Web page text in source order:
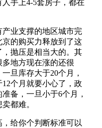
手上4-5套房子，都在
业支撑的地区城市完
的购买力释放到了这
抛压是相当大的。其
地方现在涨的还很
旦库存大于20个月，
个月就要小心了，政
备，一旦小于6个月，
都难。
给你个判断标准可以